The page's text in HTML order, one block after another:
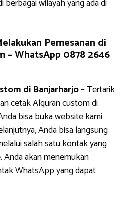
berbagai wilayah yang ada di
Pemesanan di
–WhatsApp 0878 2646
di Banjarharjo –Tertarik
cetak Alquran custom di
bisa buka website kami
Anda bisa langsung
salah satu kontak yang
akan menemukan
WhatsApp yang dapat